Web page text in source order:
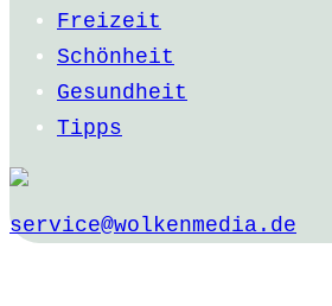
Freizeit
Schönheit
Gesundheit
Tipps
service@wolkenmedia.de